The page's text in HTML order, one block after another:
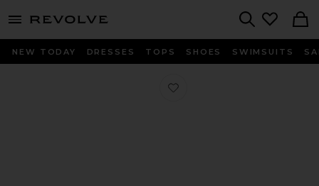
menu - shows more content
NEW TODAY DRESSES TOPS SHOES SWIMSUITS
Любимое САПОГИ HUNTER BUCKLE